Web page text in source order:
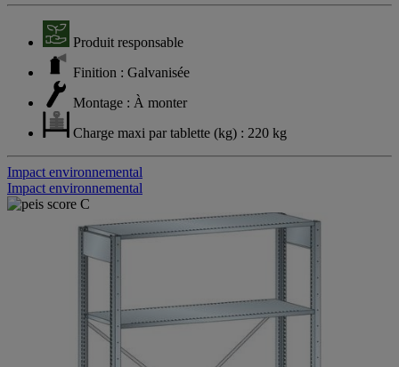
Produit responsable
Finition : Galvanisée
Montage : À monter
Charge maxi par tablette (kg) : 220 kg
Impact environnemental
Impact environnemental